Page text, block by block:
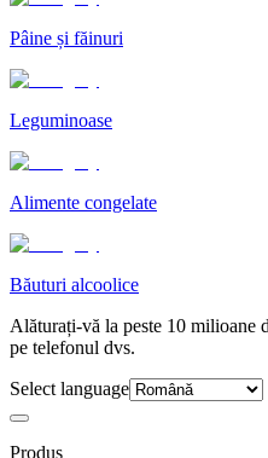
Pâine și făinuri
Leguminoase
Alimente congelate
Băuturi alcoolice
Alăturați-vă la peste 10 milioane
pe telefonul dvs.
Select language
Produs